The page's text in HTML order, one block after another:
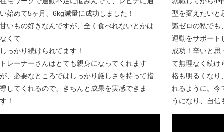
い始めて5ヶ月、6kg減量に成功しました！
甘いもの好きなんですが、全く食べれないとかは
なくて
しっかり続けられてます！
トレーナーさんはとても親身になってくれます
が、必要なところではしっかり厳しさを持って指
導してくれるので、きちんと成果を実感できま
す！
型を変えたいと
識ゼロの私でも
運動をサポート
成功！辛いと思
て無理なく続け
格も明るくなり
れるように。今
うになり、自信